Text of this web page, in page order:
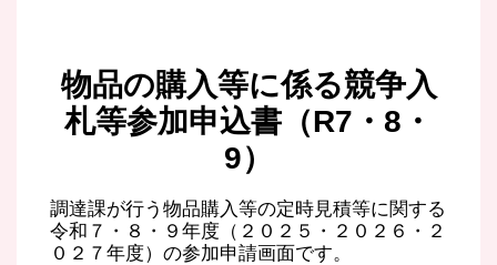
物品の購入等に係る競争入
札等参加申込書（R7・8・
9）
調達課が行う物品購入等の定時見積等に関する
令和７・８・９年度（２０２５・２０２６・２
０２７年度）の参加申請画面です。